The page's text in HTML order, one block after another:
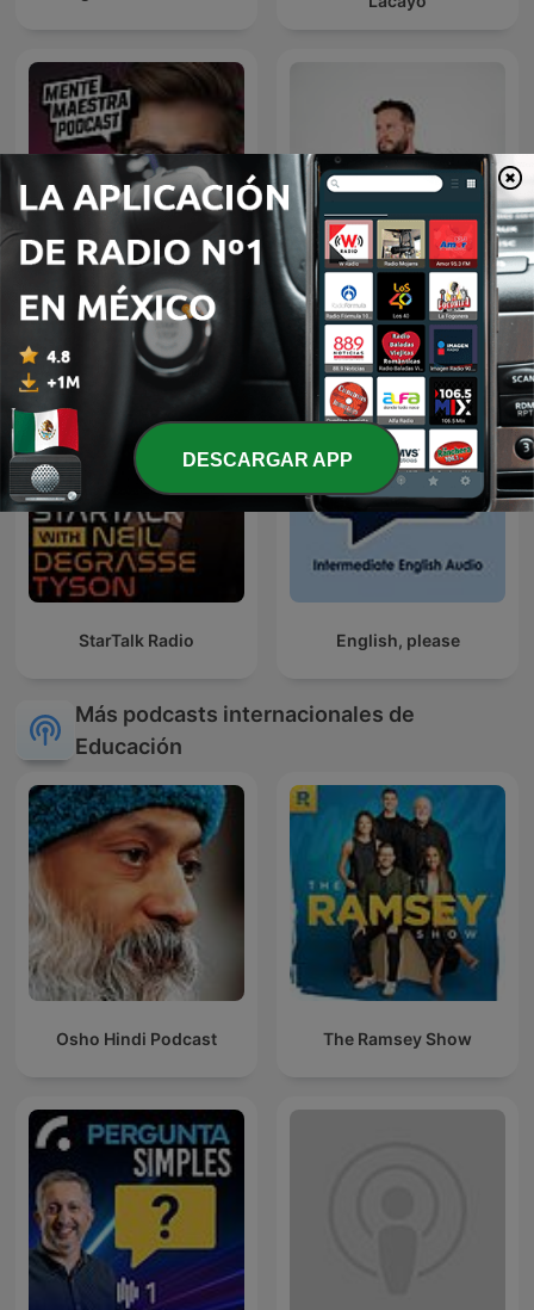
Mente Maestra Podcast Diego Ruzzarin
StarTalk Radio English, please
Más podcasts internacionales de
Educación
Osho Hindi Podcast The Ramsey Show
DESCARGAR APP